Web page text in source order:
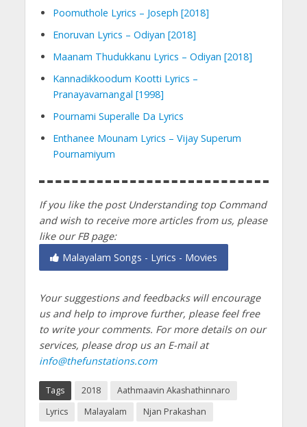
Poomuthole Lyrics – Joseph [2018]
Enoruvan Lyrics – Odiyan [2018]
Maanam Thudukkanu Lyrics – Odiyan [2018]
Kannadikkoodum Kootti Lyrics –
Pranayavarnangal [1998]
Pournami Superalle Da Lyrics
Enthanee Mounam Lyrics – Vijay Superum
Pournamiyum
If you like the post Understanding top Command
and wish to receive more articles from us, please
like our FB page:
Malayalam Songs - Lyrics - Movies
Your suggestions and feedbacks will encourage
us and help to improve further, please feel free
to write your comments. For more details on our
services, please drop us an E-mail at
info@thefunstations.com
Tags 2018
Aathmaavin Akashathinnaro
Lyrics
Malayalam Njan Prakashan